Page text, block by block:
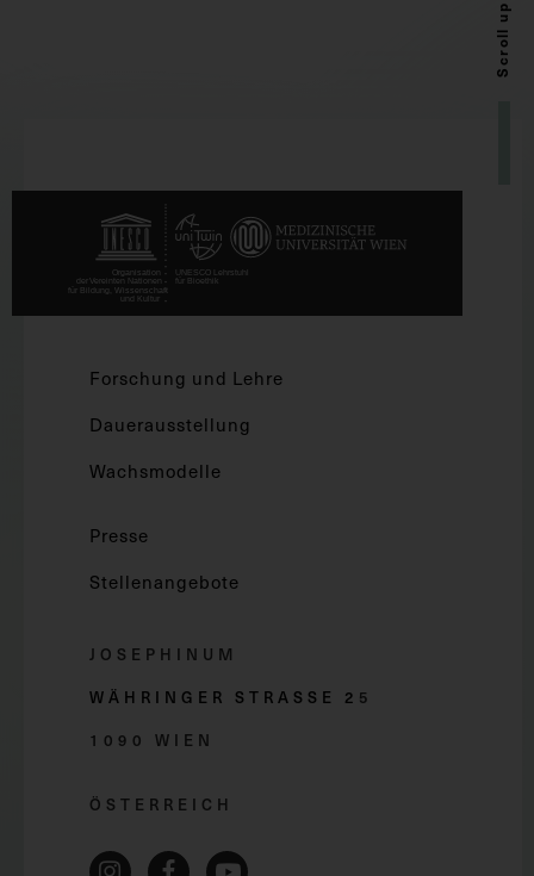
Scroll up
Forschung und Lehre
Dauerausstellung
Wachsmodelle
Presse
Stellenangebote
JOSEPHINUM
WÄHRINGER STRASSE 2 5
1090 WIEN
ÖSTERREICH